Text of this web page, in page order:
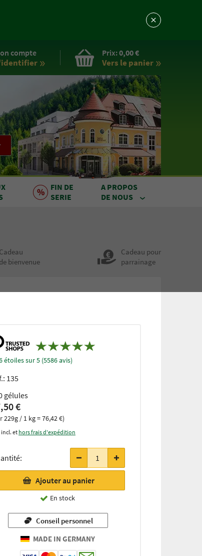
compte Prix:0,00 €
Vers le panier
FIN DE
SERIE
A PROPOS
DE NOUS
Cadeau
de bienvenue
Cadeau pour
parrainage
étoiles sur 5 (5586 avis)
135
gélules
€
229g / 1 kg = 76,42 €)
incl. ethors frais d'expédition
Ajouter au panier
En stock
Conseil personnel